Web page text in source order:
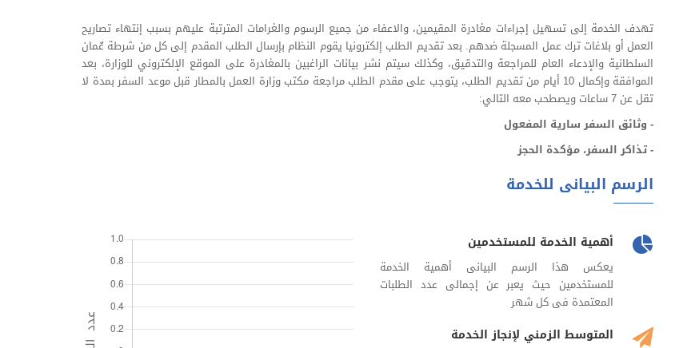
تهدف الخدمة إلى تسهيل إجراءات مغادرة المقيمين، والاعفاء من جميع الرسوم والغرامات المترتبة عليهم بسبب إنتهاء تصاريح
العمل أو بلاغات ترك عمل المسجلة ضدهم. بعد تقديم الطلب إلكترونيا يقوم النظام بإرسال الطلب المقدم إلى كل من شرطة عٌمان
السلطانية والإدعاء العام للمراجعة والتدقيق، وكذلك سيتم نشر بيانات الراغبين بالمغادرة على الموقع الإلكتروني للوزارة، بعد
الموافقة وإكمال 10 أيام من تقديم الطلب، يتوجب على مقدم الطلب مراجعة مكتب وزارة العمل بالمطار قبل موعد السفر بمدة لا
تقل عن 7 ساعات ويصطحب معه التالي:
- وثائق السفر سارية المفعول
- تذاكر السفر، مؤكدة الحجز
الرسم البيانى للخدمة
أهمية الخدمة للمستخدمين
يعكس هذا الرسم البيانى أهمية الخدمة
للمستخدمين حيث يعبر عن إجمالى عدد الطلبات
المعتمدة فى كل شهر
المتوسط الزمني لإنجاز الخدمة